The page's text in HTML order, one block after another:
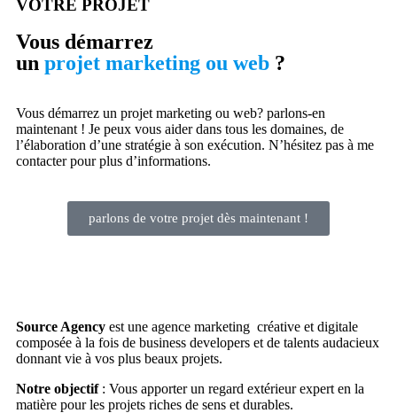
VOTRE PROJET
Vous démarrez
un projet marketing ou web ?
Vous démarrez un projet marketing ou web? parlons-en
maintenant ! Je peux vous aider dans tous les domaines, de
l’élaboration d’une stratégie à son exécution. N’hésitez pas à me
contacter pour plus d’informations.
parlons de votre projet dès maintenant !
Source Agency est une agence marketing créative et digitale
composée à la fois de business developers et de talents audacieux
donnant vie à vos plus beaux projets.
Notre objectif: Vous apporter un regard extérieur expert en la
matière pour les projets riches de sens et durables.